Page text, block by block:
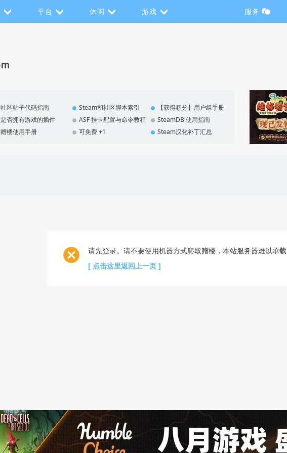
平台 休闲 游戏 服务
社区帖子代码指南 Steam和社区脚本索引
【获得积分】用户组手册
是否拥有游戏的插件 ASF 挂卡配置与命令教程
SteamDB 使用指南
赠楼使用手册 可免费 +1 Steam汉化补丁汇总
请先登录。请不要使用机器方式爬取赠楼，本站服务器难以承载
[ 点击这里返回上一页 ]